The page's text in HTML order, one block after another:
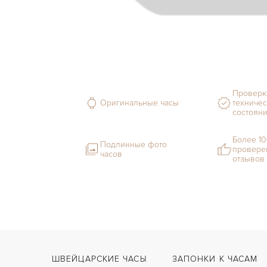
Оригинальные часы
Подлинные фото
часов
Более
отзывов
ШВЕЙЦАРСКИЕ ЧАСЫ ЗАПОНКИ К ЧАСАМ